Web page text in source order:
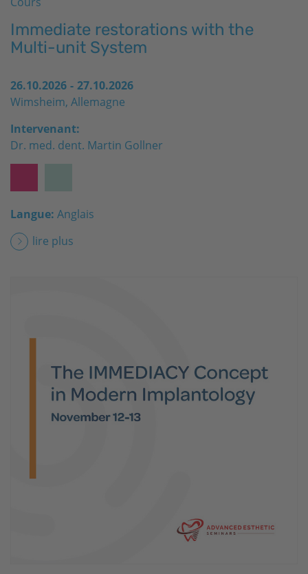
Immediate restorations with the
Multi-unit System
26.10.2026 - 27.10.2026
Wimsheim, Allemagne
Intervenant:
Dr. med. dent. Martin Gollner
Langue: Anglais
lire plus